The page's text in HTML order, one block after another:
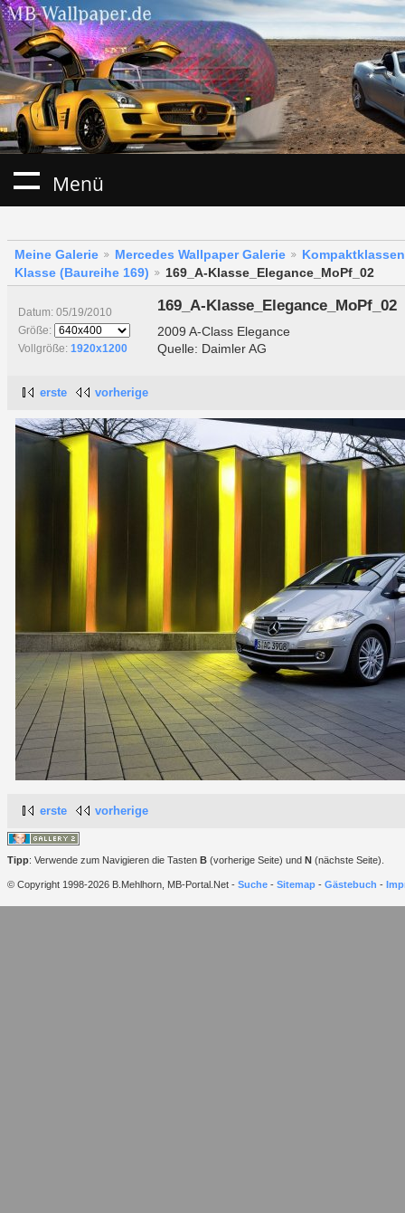
Menü
Meine Galerie Mercedes Wallpaper Galerie
Klasse (Baureihe 169)
169_A-Klasse_Elegance_MoPf_02
Datum: 05/19/2010
Größe:
Vollgröße: 1920x1200
169_A-Klasse_Elegance_MoPf_02
2009 A-Class Elegance
Quelle: Daimler AG
erste vorherige
erste vorherige
Tipp: Verwende zum Navigieren die Tasten B (vorherige Seite) und N (nächste Seite).
© Copyright 1998-2026 B.Mehlhorn, MB-Portal.Net - Suche - Sitemap - Gästebuch -